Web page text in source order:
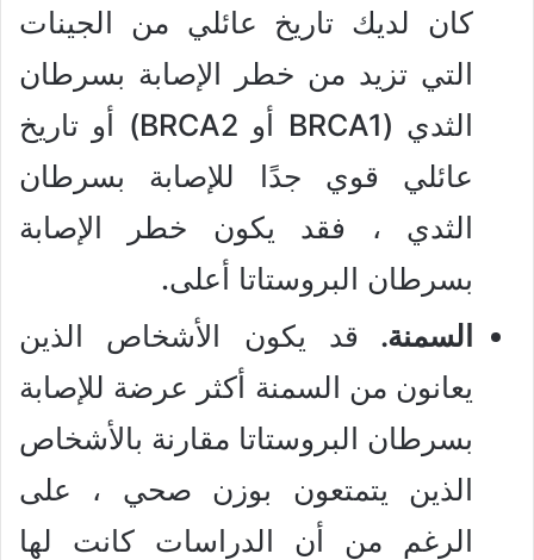
كان لديك تاريخ عائلي من الجينات
التي تزيد من خطر الإصابة بسرطان
الثدي (BRCA1 أو BRCA2) أو تاريخ
عائلي قوي جدًا للإصابة بسرطان
الثدي ، فقد يكون خطر الإصابة
بسرطان البروستاتا أعلى.
السمنة. قد يكون الأشخاص الذين
يعانون من السمنة أكثر عرضة للإصابة
بسرطان البروستاتا مقارنة بالأشخاص
الذين يتمتعون بوزن صحي ، على
الرغم من أن الدراسات كانت لها